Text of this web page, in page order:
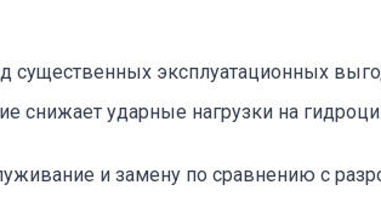
существенных эксплуатационных
снижает ударные нагрузки на
и замену по сравнению с